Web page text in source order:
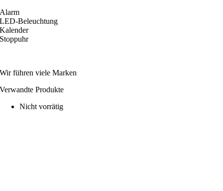
Alarm
LED-Beleuchtung
Kalender
Stoppuhr
Wir führen viele Marken
Verwandte Produkte
Nicht vorrätig